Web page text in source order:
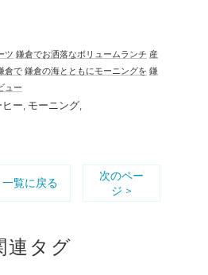
ツ 鎌倉でお洒落なボリュームランチ 産
倉で 鎌倉の海とともにモーニングを 鎌
ュー
ヒー モーニング
一覧に戻る
次のペー
ジ >
連タグ